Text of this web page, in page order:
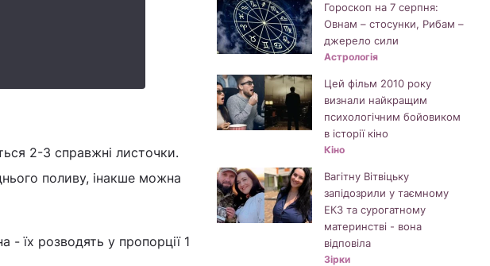
2-3 справжні листочки.
поливу, інакше можна
- їх розводять у пропорції 1
Гороскоп на 7 серпня:
Овнам – стосунки, Рибам –
джерело сили
Астрологія
Цей фільм 2010 року
визнали найкращим
психологічним бойовиком
в історії кіно
Кіно
Вагітну Вітвіцьку
запідозрили у таємному
ЕКЗ та сурогатному
материнстві - вона
відповіла
Зірки